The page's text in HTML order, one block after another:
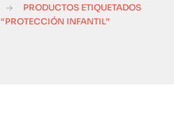
PRODUCTOS ETIQUETADOS
“PROTECCIÓN INFANTIL”